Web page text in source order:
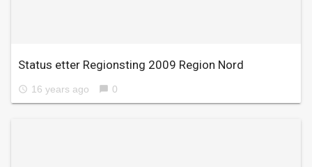
Status etter Regionsting 2009 Region Nord
access_time 16 years ago chat_bubble 0